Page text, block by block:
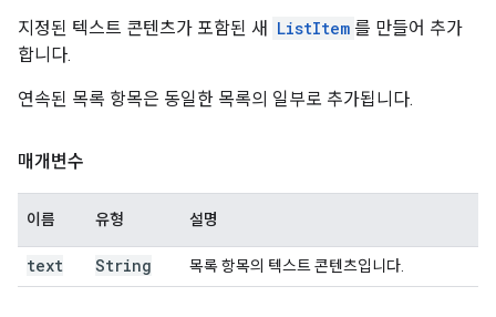
지정된 텍스트 콘텐츠가 포함된 새 ListItem 를 만들어 추가
합니다.
연속된 목록 항목은 동일한 목록의 일부로 추가됩니다.
매개변수
이름 유형 설명
text String 목록 항목의 텍스트 콘텐츠입니다.